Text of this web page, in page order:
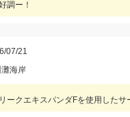
調ー！
07/21
海岸
ークエキスパンダFを使用した